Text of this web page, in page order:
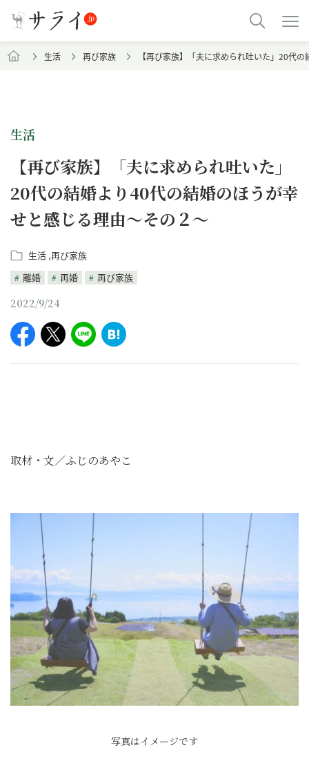
生活 再び家族 【再び家族】「夫に求められ吐いた」20代
生活
【再び家族】「夫に求められ吐いた」
20代の結婚より40代の結婚のほうが幸
せと感じる理由～その２～
生活 再び家族
離婚
再婚 再び家族
2022/9/24
取材・文／ふじのあやこ
写真はイメージです